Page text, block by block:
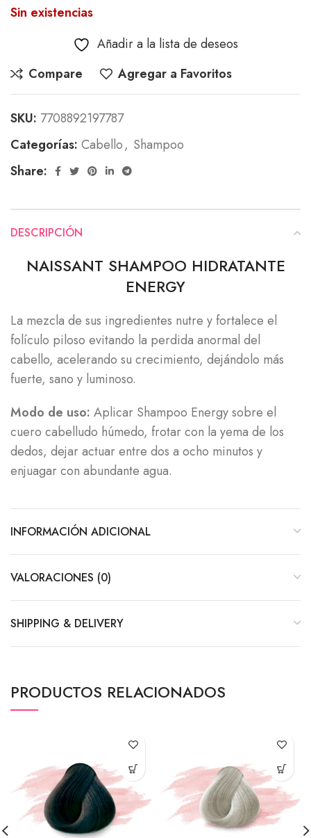
Sin existencias
Añadir a la lista de deseos
Compare
Agregar a Favoritos
SKU: 7708892197787
Categorías: Cabello, Shampoo
Share:
DESCRIPCIÓN
NAISSANT SHAMPOO HIDRATANTE
ENERGY
La mezcla de sus ingredientes nutre y fortalece el
folículo piloso evitando la perdida anormal del
cabello, acelerando su crecimiento, dejándolo más
fuerte, sano y luminoso.
Modo de uso: Aplicar Shampoo Energy sobre el
cuero cabelludo húmedo, frotar con la yema de los
dedos, dejar actuar entre dos a ocho minutos y
enjuagar con abundante agua.
INFORMACIÓN ADICIONAL
VALORACIONES (0)
SHIPPING & DELIVERY
PRODUCTOS RELACIONADOS